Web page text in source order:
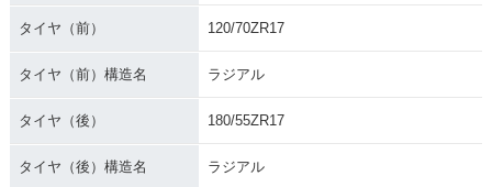
タイヤ（前） 120/70ZR17
タイヤ（前）構造名 ラジアル
タイヤ（後） 180/55ZR17
タイヤ（後）構造名 ラジアル